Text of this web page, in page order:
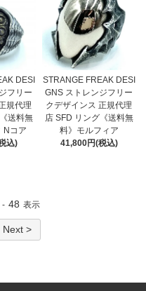
DESI
フリー
規代理
送料無
Nコア
込)
STRANGE FREAK DESI
GNS ストレンジフリー
クデザインス 正規代理
店 SFD リング《送料無
料》モルフィア
41,800円(税込)
- 48 表示
Next >